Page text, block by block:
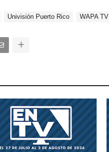
Univisión Puerto Rico WAPA TV